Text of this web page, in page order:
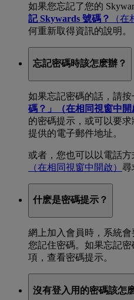
如果您忘記了您的
記 Skywards 號碼？
（
何重新取得資訊的說明。
忘記密碼時該怎麽辦？
如果忘記密碼的話，請按
碼？」
（在相同視窗中開
的密碼提示，或可以要
提供的電子郵件地址。
或者，您也可以以電話方
（在相同視窗中開啟） 尋
什麽是密碼提示？
網上加入會員時，系統
您記住密碼。如果忘記
項，查看密碼提示。
沒有登入用的密碼該怎